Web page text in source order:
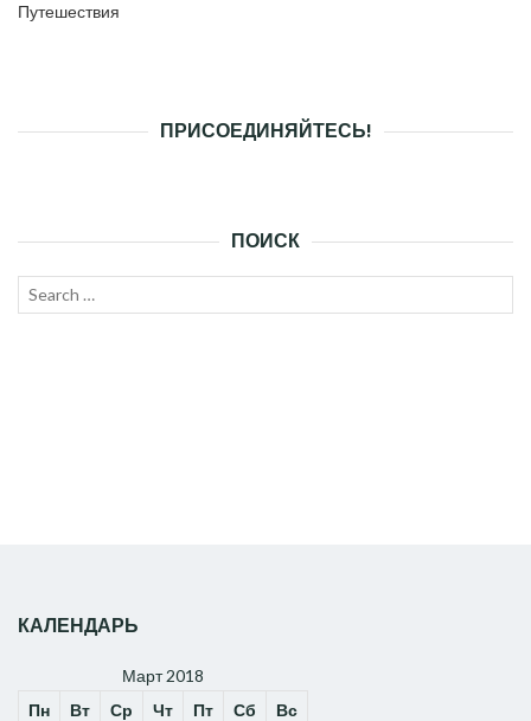
Путешествия
ПРИСОЕДИНЯЙТЕСЬ!
ПОИСК
Search
КАЛЕНДАРЬ
Март 2018
Пн
Вт Ср Чт Пт Сб
Вс